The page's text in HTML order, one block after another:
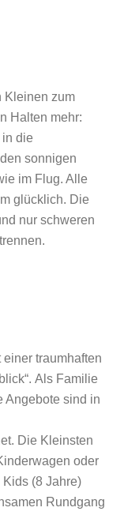
Kleinen zum
Halten mehr:
die
sonnigen
im Flug. Alle
glücklich. Die
nur schweren
traumhaften
Als Familie
Angebote sind in
Die Kleinsten
oder
(8 Jahre)
Rundgang